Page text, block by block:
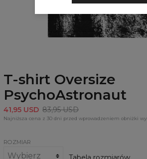
T-shirt Oversize
PsychoAstronaut
41,95 USD 83,95 USD
Najniższa cena z 30 dni przed wprowadzeniem obniżki
ROZMIAR